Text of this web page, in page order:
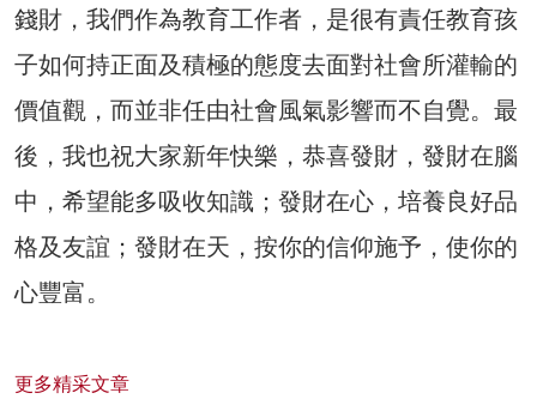
錢財，我們作為教育工作者，是很有責任教育孩
子如何持正面及積極的態度去面對社會所灌輸的
價值觀，而並非任由社會風氣影響而不自覺。最
後，我也祝大家新年快樂，恭喜發財，發財在腦
中，希望能多吸收知識；發財在心，培養良好品
格及友誼；發財在天，按你的信仰施予，使你的
心豐富。
更多精采文章